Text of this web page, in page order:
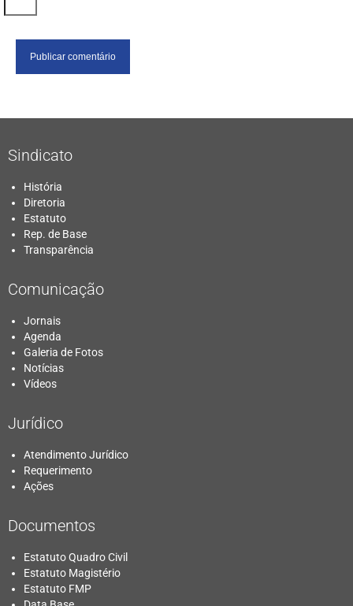
Sindicato
História
Diretoria
Estatuto
Rep. de Base
Transparência
Comunicação
Jornais
Agenda
Galeria de Fotos
Notícias
Vídeos
Jurídico
Atendimento Jurídico
Requerimento
Ações
Documentos
Estatuto Quadro Civil
Estatuto Magistério
Estatuto FMP